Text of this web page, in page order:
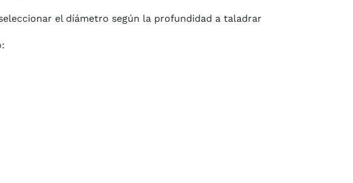
el díámetro según la profundidad a taladrar